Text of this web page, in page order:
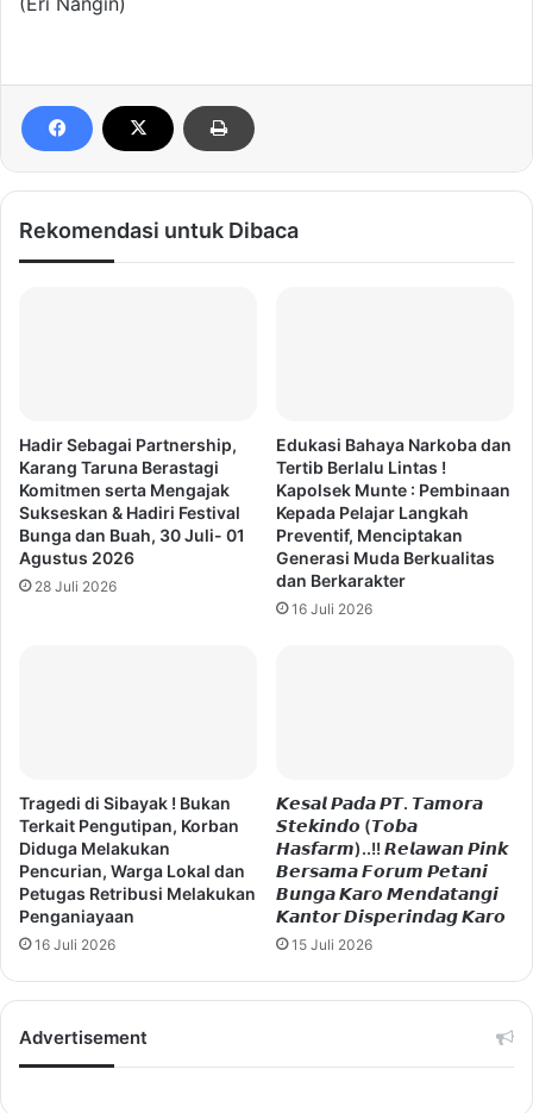
Rekomendasi untuk Dibaca
Hadir Sebagai Partnership,
Karang Taruna Berastagi
Komitmen serta Mengajak
Sukseskan & Hadiri Festival
Bunga dan Buah, 30 Juli- 01
Agustus 2026
28 Juli 2026
Edukasi Bahaya Narkoba dan
Tertib Berlalu Lintas !
Kapolsek Munte : Pembinaan
Kepada Pelajar Langkah
Preventif, Menciptakan
Generasi Muda Berkualitas
dan Berkarakter
16 Juli 2026
Tragedi di Sibayak ! Bukan
Terkait Pengutipan, Korban
Diduga Melakukan
Pencurian, Warga Lokal dan
Petugas Retribusi Melakukan
Penganiayaan
16 Juli 2026
𝙆𝙚𝙨𝙖𝙡 𝙋𝙖𝙙𝙖 𝙋𝙏. 𝙏𝙖𝙢𝙤𝙧𝙖
𝙎𝙩𝙚𝙠𝙞𝙣𝙙𝙤 (𝙏𝙤𝙗𝙖
𝙃𝙖𝙨𝙛𝙖𝙧𝙢)..!! 𝙍𝙚𝙡𝙖𝙬𝙖𝙣 𝙋𝙞𝙣𝙠
𝘽𝙚𝙧𝙨𝙖𝙢𝙖 𝙁𝙤𝙧𝙪𝙢 𝙋𝙚𝙩𝙖𝙣𝙞
𝘽𝙪𝙣𝙜𝙖 𝙆𝙖𝙧𝙤 𝙈𝙚𝙣𝙙𝙖𝙩𝙖𝙣𝙜𝙞
𝙆𝙖𝙣𝙩𝙤𝙧 𝘿𝙞𝙨𝙥𝙚𝙧𝙞𝙣𝙙𝙖𝙜 𝙆𝙖𝙧𝙤
15 Juli 2026
Advertisement